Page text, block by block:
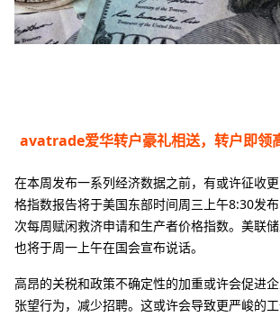
avatrade爱华转户豪礼相送，转户即领
在本周发布一系列经济数据之前，有或许征收
格指数报告将于美国东部时间周三上午8:30发
次每周赋闲救济申请和生产者价格指数。美联
也将于周一上午在国会宣布说话。
高昂的关税和政策不确定性的加重或许会促进
张望行为，减少招聘。这或许会导致更严峻的